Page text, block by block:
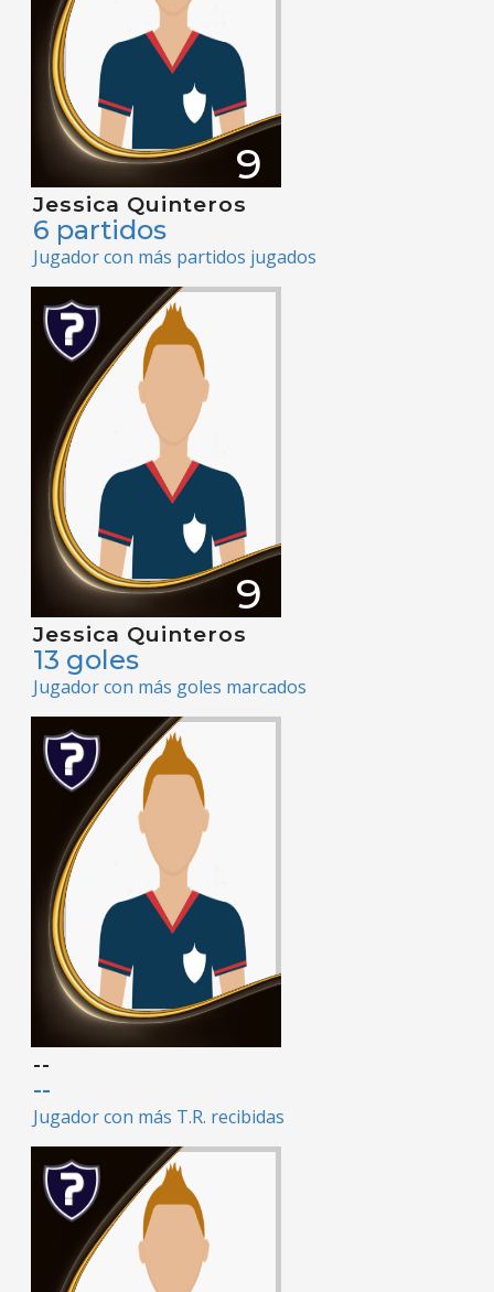
9
Jessica Quinteros
6 partidos
Jugador con más partidos jugados
9
Jessica Quinteros
13 goles
Jugador con más goles marcados
--
--
Jugador con más T.R. recibidas